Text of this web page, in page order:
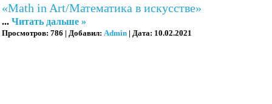
«Math in Art/Математика в искусстве»
... Читать дальше »
Просмотров: 786 | Добавил: Admin | Дата: 10.02.2021